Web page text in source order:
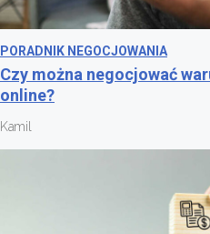
PORADNIK NEGOCJOWANIA
Czy można negocjować
online?
Kamil